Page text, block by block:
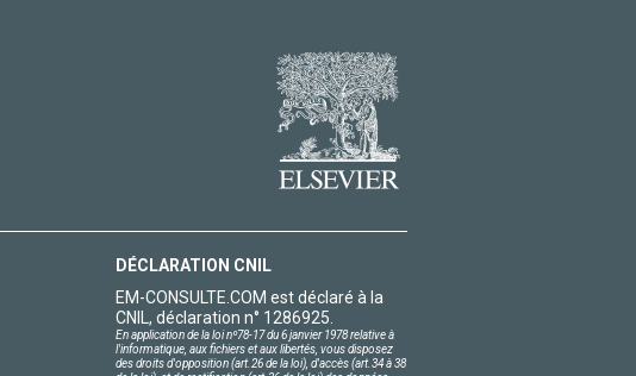
DÉCLARATION CNIL
EM-CONSULTE.COM est déclaré à la
CNIL, déclaration n° 1286925.
En application de la loi nº78-17 du 6 janvier 1978 relative à
l'informatique, aux fichiers et aux libertés, vous disposez
des droits d'opposition (art.26 de la loi), d'accès (art.34 à 38